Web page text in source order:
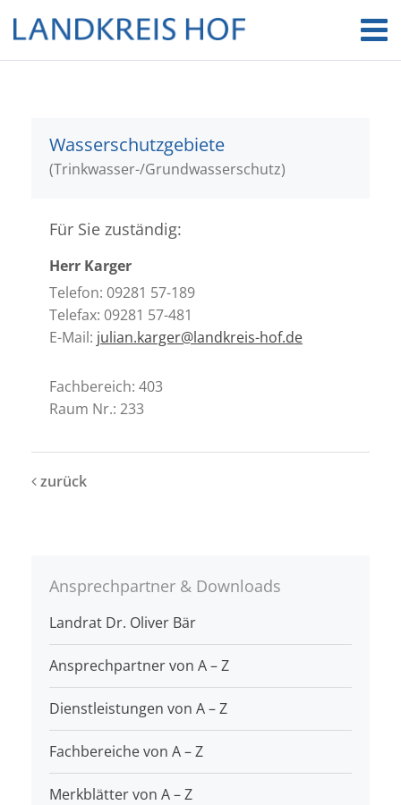
Wasserschutzgebiete
(Trinkwasser-/Grundwasserschutz)
Für Sie zuständig:
Herr Karger
Telefon: 09281 57-189
Telefax: 09281 57-481
E-Mail: julian.karger@landkreis-hof.de
Fachbereich: 403
Raum Nr.: 233
zurück
Ansprechpartner & Downloads
Landrat Dr. Oliver Bär
Ansprechpartner von A – Z
Dienstleistungen von A – Z
Fachbereiche von A – Z
Merkblätter von A – Z